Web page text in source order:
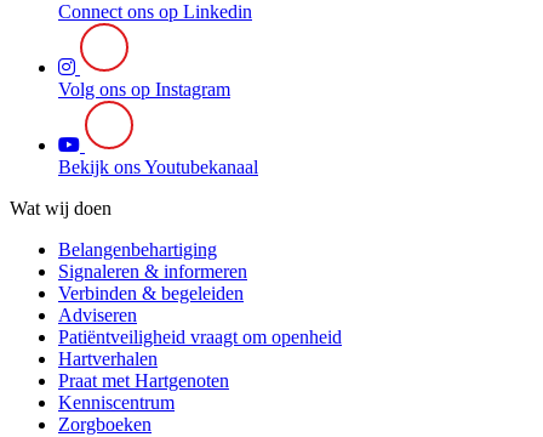
Connect ons op Linkedin
Volg ons op Instagram
Bekijk ons Youtubekanaal
Wat wij doen
Belangenbehartiging
Signaleren & informeren
Verbinden & begeleiden
Adviseren
Patiëntveiligheid vraagt om openheid
Hartverhalen
Praat met Hartgenoten
Kenniscentrum
Zorgboeken